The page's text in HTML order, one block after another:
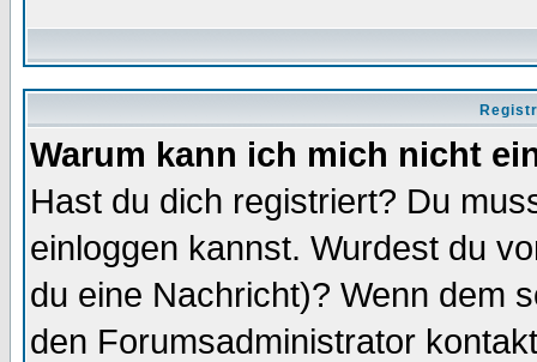
Warum kann ich mich nicht
Hast du dich registriert? Du
einloggen kannst. Wurdest du
du eine Nachricht)? Wenn dem
den Forumsadministrator